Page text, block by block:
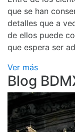
que se han
detalles que a
de ellos puede
que espera ser
Ver más
Blog